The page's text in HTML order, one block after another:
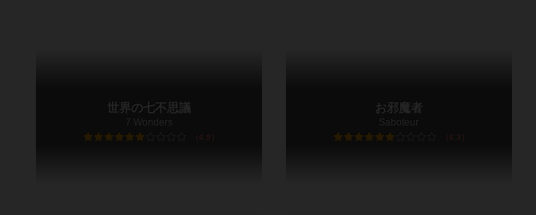
世界の七不思議
7 Wonders
6.9
お邪魔者
Saboteur
6.3